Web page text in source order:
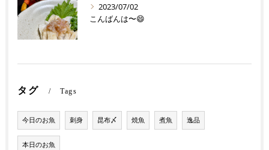
2023/07/02
こんばんは〜😄
タグ Tags
今日のお魚 刺身 昆布〆 焼魚 煮魚 逸品
本日のお魚